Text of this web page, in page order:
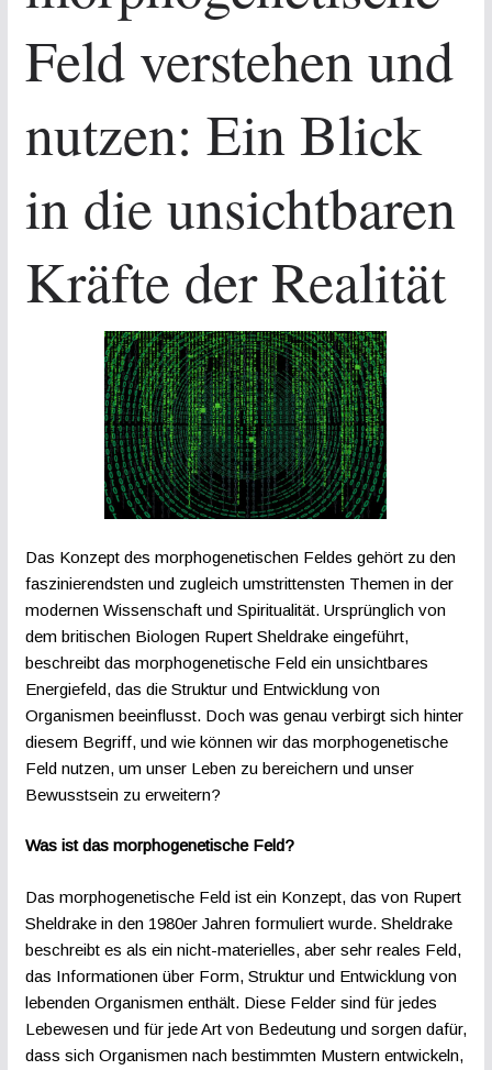
Feld verstehen und
nutzen: Ein Blick
in die unsichtbaren
Kräfte der Realität
Das Konzept des morphogenetischen Feldes gehört zu den
faszinierendsten und zugleich umstrittensten Themen in der
modernen Wissenschaft und Spiritualität. Ursprünglich von
dem britischen Biologen Rupert Sheldrake eingeführt,
beschreibt das morphogenetische Feld ein unsichtbares
Energiefeld, das die Struktur und Entwicklung von
Organismen beeinflusst. Doch was genau verbirgt sich hinter
diesem Begriff, und wie können wir das morphogenetische
Feld nutzen, um unser Leben zu bereichern und unser
Bewusstsein zu erweitern?
Was ist das morphogenetische Feld?
Das morphogenetische Feld ist ein Konzept, das von Rupert
Sheldrake in den 1980er Jahren formuliert wurde. Sheldrake
beschreibt es als ein nicht-materielles, aber sehr reales Feld,
das Informationen über Form, Struktur und Entwicklung von
lebenden Organismen enthält. Diese Felder sind für jedes
Lebewesen und für jede Art von Bedeutung und sorgen dafür,
dass sich Organismen nach bestimmten Mustern entwickeln,